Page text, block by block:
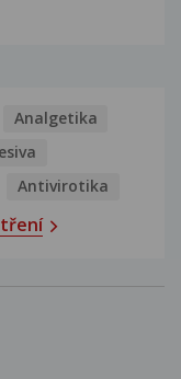
Analgetika
Antivirotika